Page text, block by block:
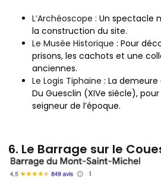
L’Archéoscope : Un spectacle
la construction du site.
Le Musée Historique : Pour
prisons, les cachots et une
anciennes.
Le Logis Tiphaine : La
Du Guesclin (XIVe siècle),
seigneur de l’époque.
6. Le Barrage sur le